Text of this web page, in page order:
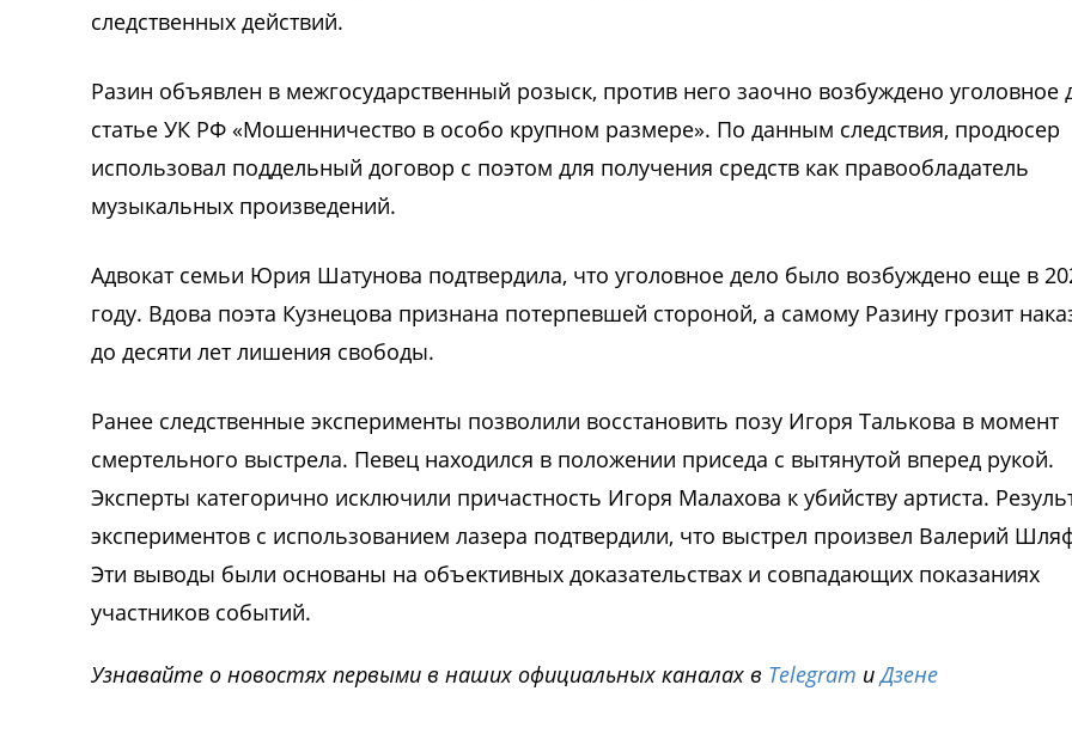
следственных действий.
Разин объявлен в межгосударственный розыск, против него заочно возбуждено уголовное
статье УК РФ «Мошенничество в особо крупном размере». По данным следствия, продюсер
использовал поддельный договор с поэтом для получения средств как правообладатель
музыкальных произведений.
Адвокат семьи Юрия Шатунова подтвердила, что уголовное дело было возбуждено еще в
году. Вдова поэта Кузнецова признана потерпевшей стороной, а самому Разину грозит
до десяти лет лишения свободы.
Ранее следственные эксперименты позволили восстановить позу Игоря Талькова в момент
смертельного выстрела. Певец находился в положении приседа с вытянутой вперед рукой.
Эксперты категорично исключили причастность Игоря Малахова к убийству артиста.
экспериментов с использованием лазера подтвердили, что выстрел произвел Валерий
Эти выводы были основаны на объективных доказательствах и совпадающих показаниях
участников событий.
Узнавайте о новостях первыми в наших официальных каналах в Telegram иДзене